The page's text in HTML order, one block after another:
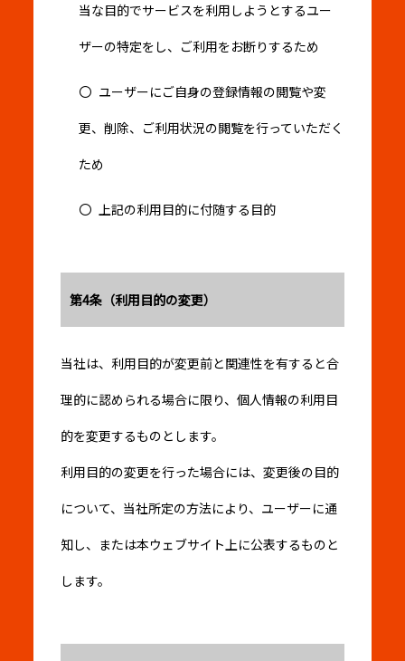
当な目的でサービスを利用しようとするユー
ザーの特定をし、ご利用をお断りするため
ユーザーにご自身の登録情報の閲覧や変
更、削除、ご利用状況の閲覧を行っていただく
ため
上記の利用目的に付随する目的
第4条（利用目的の変更）
当社は、利用目的が変更前と関連性を有すると合
理的に認められる場合に限り、個人情報の利用目
的を変更するものとします。
利用目的の変更を行った場合には、変更後の目的
について、当社所定の方法により、ユーザーに通
知し、または本ウェブサイト上に公表するものと
します。